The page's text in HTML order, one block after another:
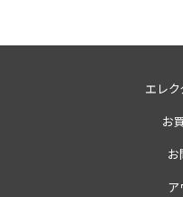
エレ
お
お
ア